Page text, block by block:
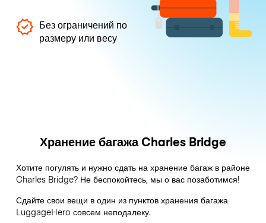
Без ограничений по
размеру или весу
Хранение багажа Charles Bridge
Хотите погулять и нужно сдать на хранение багаж в районе
Charles Bridge? Не беспокойтесь, мы о вас позаботимся!
Сдайте свои вещи в один из пунктов хранения багажа
LuggageHero совсем неподалеку.